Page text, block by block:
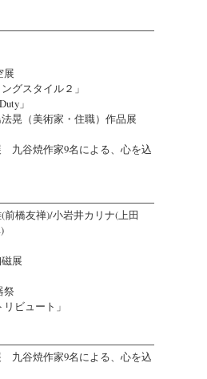
展
グスタイル２」
」
法晃（美術家・住職）作品展
九谷焼作家9名による、心を込
橋友禅)/小岩井カリナ(上田
展
祭
ビュート」
九谷焼作家9名による、心を込